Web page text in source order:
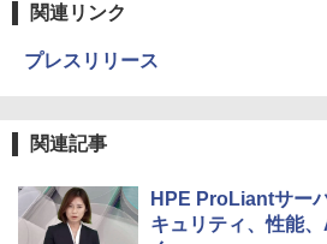
関連リンク
プレスリリース
関連記事
HPE ProLiantサー
キュリティ、性能